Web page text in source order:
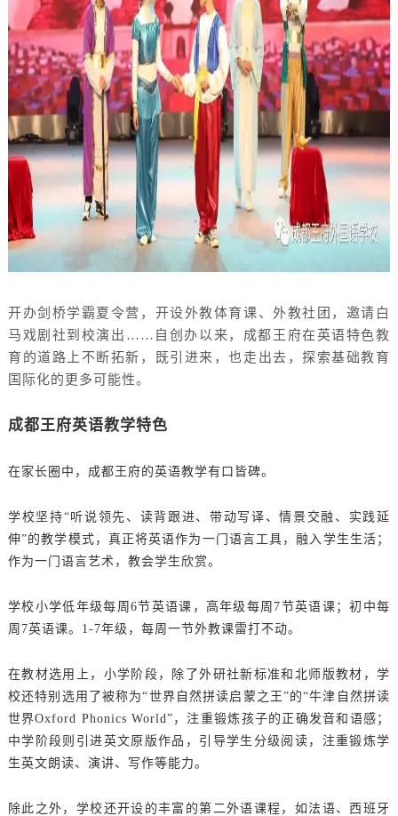
开办剑桥学霸夏令营，开设外教体育课、外教社团，邀请白
马戏剧社到校演出 ……自创办以来，成都王府在英语特色教
育的道路上不断拓新，既引进来，也走出去，探索基础教育
国际化的更多可能性。
成都王府英语教学特色
在家长圈中，成都王府的英语教学有口皆碑。
学校坚持“听说领先、读背跟进、带动写译、情景交融、实践延
伸”的教学模式，真正将英语作为一门语言工具，融入学生生活；
作为一门语言艺术，教会学生欣赏。
学校小学低年级每周 6节英语课，高年级每周7节英语课；初中每
周7英语课。1-7年级，每周一节外教课雷打不动。
在教材选用上，小学阶段，除了外研社新标准和北师版教材，学
校还特别选用了被称为“世界自然拼读启蒙之王”的“牛津自然拼读
世界Oxford Phonics World”，注重锻炼孩子的正确发音和语感；
中学阶段则引进英文原版作品，引导学生分级阅读，注重锻炼学
生英文朗读、演讲、写作等能力。
除此之外，学校还开设的丰富的第二外语课程，如法语、西班牙